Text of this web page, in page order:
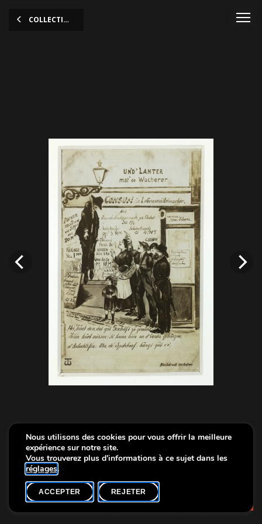
COLLECTION
Carte postale, "Un d'Lanter mat de Wucherer"
Théodore Wirol, 1916
Le paysan cupide est un motif récurrent pour les
cartes postales satiriques. Devant le « magasin de
la coopérative des usuriers qui vendent des vivres à
prix d’or » sur la vitrine duquel sont affichés des
prix exorbitants, des clients demandent si la victime
du lynchage est l’homme qui a gagné beaucoup
d’argent. La femme d’ouvrier répond que le filou a
bien mérité d’être pendu.
Nous utilisons des cookies pour vous offrir la meilleure
expérience sur notre site.
Vous trouverez plus d'informations à ce sujet dans les
réglages.
ACCEPTER REJETER